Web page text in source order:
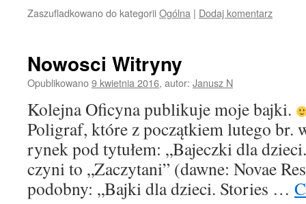
Zaszufladkowano do kategoriiOgólna | Dodaj komentarz
Nowosci Witryny
Opublikowano9 kwietnia 2016, autor: Janusz N
Kolejna Oficyna publikuje moje bajki.
Poligraf, które z początkiem lutego br.
rynek pod tytułem: „Bajeczki dla
czyni to „Zaczytani” (dawne: Novae
podobny: „Bajki dla dzieci. Stories …